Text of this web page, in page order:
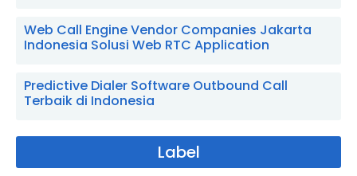
Web Call Engine Vendor Companies Jakarta
Indonesia Solusi Web RTC Application
Predictive Dialer Software Outbound Call
Terbaik di Indonesia
Label